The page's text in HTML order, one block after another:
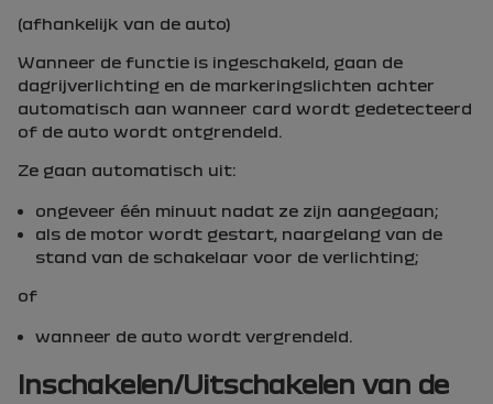
(afhankelijk van de auto)
Wanneer de functie is ingeschakeld, gaan de
dagrijverlichting en de markeringslichten achter
automatisch aan wanneer card wordt gedetecteerd
of de auto wordt ontgrendeld.
Ze gaan automatisch uit:
ongeveer één minuut nadat ze zijn aangegaan;
als de motor wordt gestart, naargelang van de
stand van de schakelaar voor de verlichting;
of
wanneer de auto wordt vergrendeld.
Inschakelen/Uitschakelen van de